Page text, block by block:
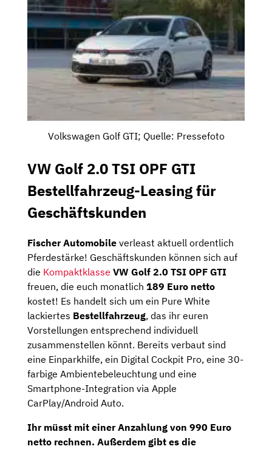
Volkswagen Golf GTI; Quelle: Pressefoto
VW Golf 2.0 TSI OPF GTI
Bestellfahrzeug-Leasing für
Geschäftskunden
Fischer Automobile verleast aktuell ordentlich
Pferdestärke! Geschäftskunden können sich auf
die Kompaktklasse VW Golf 2.0 TSI OPF GTI
freuen, die euch monatlich 189 Euro netto
kostet! Es handelt sich um ein Pure White
lackiertes Bestellfahrzeug, das ihr euren
Vorstellungen entsprechend individuell
zusammenstellen könnt. Bereits verbaut sind
eine Einparkhilfe, ein Digital Cockpit Pro, eine 30-
farbige Ambientebeleuchtung und eine
Smartphone-Integration via Apple
CarPlay/Android Auto.
Ihr müsst mit einer Anzahlung von 990 Euro
netto rechnen. Außerdem gibt es die